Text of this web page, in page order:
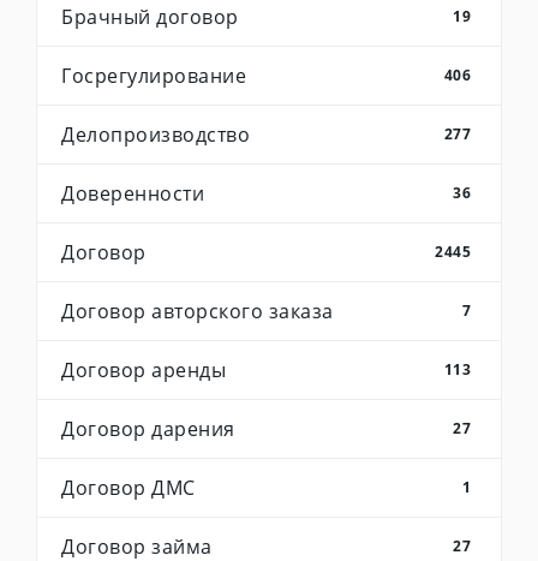
Брачный договор 19
Госрегулирование 406
Делопроизводство 277
Доверенности 36
Договор 2445
Договор авторского заказа 7
Договор аренды 113
Договор дарения 27
Договор ДМС 1
Договор займа 27